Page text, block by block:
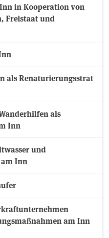
in Kooperation von
Freistaat und
als Renaturierungsstrat
als
Inn
und
Inn
am Inn